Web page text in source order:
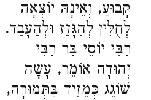
קָבוּעַ, וְאֵינָהּ יוֹצְאָה
לְחֻלִּין לְהִגָּזֵז וּלְהֵעָבֵד.
רַבִּי יוֹסֵי בַּר רַבִּי
יְהוּדָה אוֹמֵר, עָשָׂה
שׁוֹגֵג כְּמֵזִיד בַּתְּמוּרָה,